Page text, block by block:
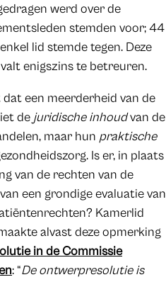
werd over de
stemden voor; 44
lid stemde tegen. Deze
enigszins te betreuren.
een meerderheid van de
de juridische inhoudvan de
maar hun praktische
Is er, in plaats
van de rechten van de
een grondige evaluatie van
Kamerlid
alvast deze opmerking
in de Commissie
: “De ontwerpresolutie is